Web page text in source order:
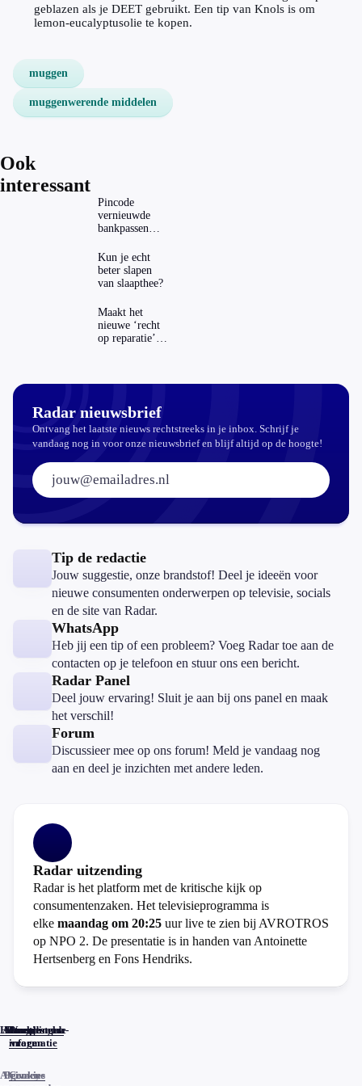
geblazen als je DEET gebruikt. Een tip van Knols is om
lemon-eucalyptusolie te kopen.
muggen
muggenwerende middelen
Ook
interessant
Pincode
vernieuwde
bankpassen
ING-app: is dat
wel veilig?
Kun je echt
beter slapen
van slaapthee?
Maakt het
nieuwe ‘recht
op reparatie’
Radar nieuwsbrief
Ontvang het laatste nieuws rechtstreeks in je inbox. Schrijf je
vandaag nog in voor onze nieuwsbrief en blijf altijd op de hoogte!
E-mailadres:
Tip de redactie
Jouw suggestie, onze brandstof! Deel je ideeën voor
nieuwe consumenten onderwerpen op televisie, socials
en de site van Radar.
WhatsApp
Heb jij een tip of een probleem? Voeg Radar toe aan de
contacten op je telefoon en stuur ons een bericht.
Radar Panel
Deel jouw ervaring! Sluit je aan bij ons panel en maak
het verschil!
Forum
Discussieer mee op ons forum! Meld je vandaag nog
aan en deel je inzichten met andere leden.
Radar uitzending
Radar is het platform met de kritische kijk op
consumentenzaken. Het televisieprogramma is
elke maandag om 20:25 uur live te zien bij AVROTROS
op NPO 2. De presentatie is in handen van Antoinette
Hertsenberg en Fons Hendriks.
Home
Actueel
Uitzendingen
Reacties
Programma-
informatie
Veelgestelde
vragen
Algemene
Privacy
Cookies